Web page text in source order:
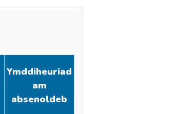
Ymddiheuriad
am
absenoldeb